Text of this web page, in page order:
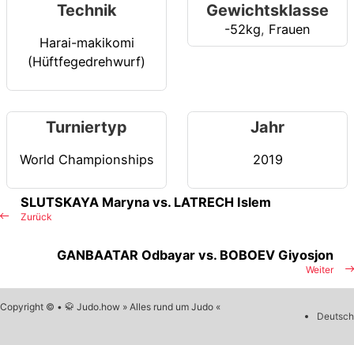
Technik
Harai-makikomi
(Hüftfegedrehwurf)
Gewichtsklasse
-52kg, Frauen
Turniertyp
World Championships
Jahr
2019
Zurück
SLUTSKAYA Maryna vs. LATRECH Islem
Weiter
GANBAATAR Odbayar vs. BOBOEV Giyosjon
Copyright © • 🥋 Judo.how » Alles rund um Judo «
Deutsch